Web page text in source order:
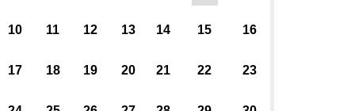
10 11 12 13 14 15 16
17 18 19 20 21 22 23